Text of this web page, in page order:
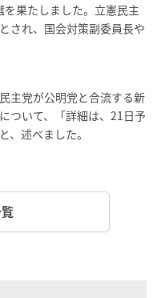
果たしました。立憲民主
され、国会対策副委員長や
主党が公明党と合流する新
ついて、「詳細は、21日予
、述べました。